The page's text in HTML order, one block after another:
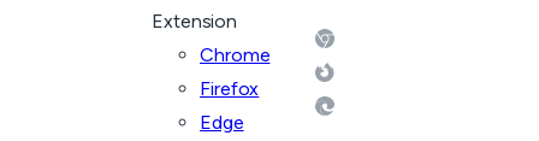
Extension
Chrome
Firefox
Edge